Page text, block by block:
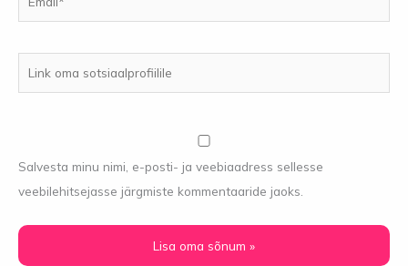
oma
Salvesta minu nimi, e-posti- ja veebiaadress sellesse
veebilehitsejasse järgmiste kommentaaride jaoks.